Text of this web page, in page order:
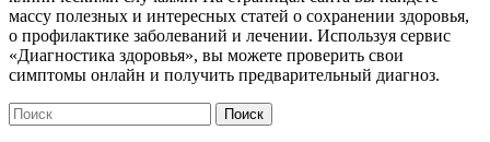
массу полезных и интересных статей о сохранении здоровья,
о профилактике заболеваний и лечении. Используя сервис
«Диагностика здоровья», вы можете проверить свои
симптомы онлайн и получить предварительный диагноз.